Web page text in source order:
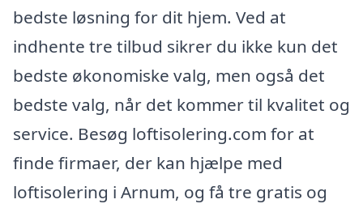
bedste løsning for dit hjem. Ved at
indhente tre tilbud sikrer du ikke kun det
bedste økonomiske valg, men også det
bedste valg, når det kommer til kvalitet og
service. Besøg loftisolering.com for at
finde firmaer, der kan hjælpe med
loftisolering i Arnum, og få tre gratis og